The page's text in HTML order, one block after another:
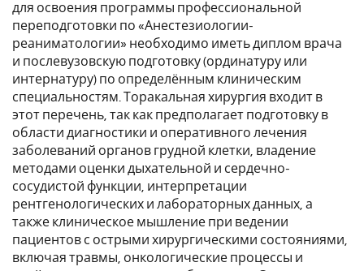
для освоения программы профессиональной
переподготовки по «Анестезиологии-
реаниматологии» необходимо иметь диплом врача
и послевузовскую подготовку (ординатуру или
интернатуру) по определённым клиническим
специальностям. Торакальная хирургия входит в
этот перечень, так как предполагает подготовку в
области диагностики и оперативного лечения
заболеваний органов грудной клетки, владение
методами оценки дыхательной и сердечно-
сосудистой функции, интерпретации
рентгенологических и лабораторных данных, а
также клиническое мышление при ведении
пациентов с острыми хирургическими состояниями,
включая травмы, онкологические процессы и